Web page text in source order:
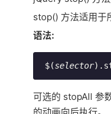
stop() 方法适用于
语法:
$(selector
可选的 stopAll 参